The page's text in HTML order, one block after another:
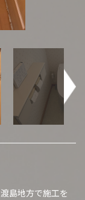
島地方で施工を